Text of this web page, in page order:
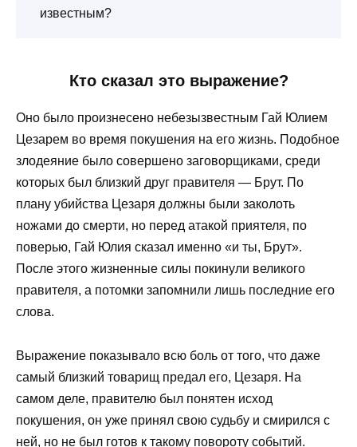
известным?
Кто сказал это выражение?
Оно было произнесено небезызвестным Гай Юлием
Цезарем во время покушения на его жизнь. Подобное
злодеяние было совершено заговорщиками, среди
которых был близкий друг правителя — Брут. По
плану убийства Цезаря должны были заколоть
ножами до смерти, но перед атакой приятеля, по
поверью, Гай Юлия сказал именно «и ты, Брут».
После этого жизненные силы покинули великого
правителя, а потомки запомнили лишь последние его
слова.
Выражение показывало всю боль от того, что даже
самый близкий товарищ предал его, Цезаря. На
самом деле, правителю был понятен исход
покушения, он уже принял свою судьбу и смирился с
ней, но не был готов к такому повороту событий.